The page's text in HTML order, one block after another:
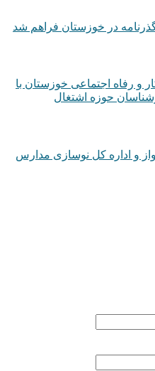
در خوزستان فراهم شد
و رفاه اجتماعی خوزستان با
حوزه اشتغال
و اداره کل نوسازی مدارس